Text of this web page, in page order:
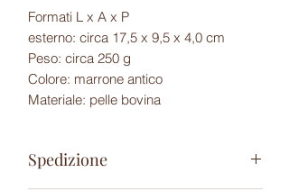
Formati L x A x P
esterno: circa 17,5 x 9,5 x 4,0 cm
Peso: circa 250 g
Colore: marrone antico
Materiale: pelle bovina
Spedizione